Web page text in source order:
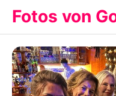
Fotos von